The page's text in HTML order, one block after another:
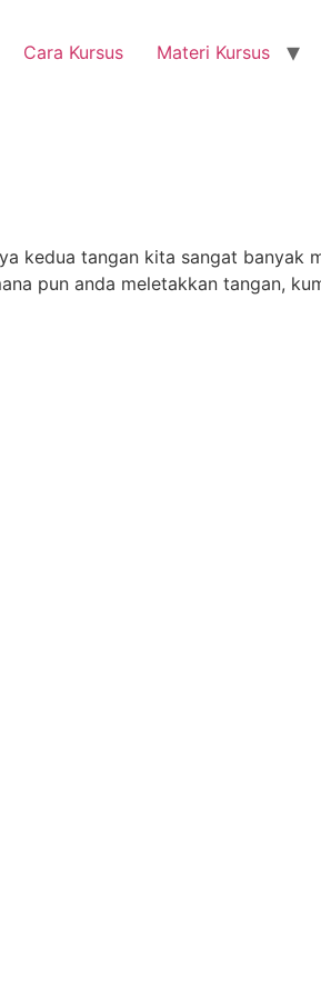
Cara Kursus Materi Kursus
kedua tangan kita sangat banyak
pun anda meletakkan tangan,